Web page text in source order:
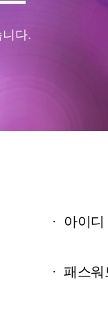
다.
· 아이디
· 패스워